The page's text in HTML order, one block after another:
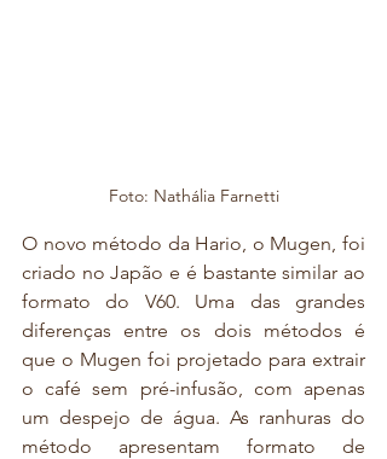
Foto: Nathália Farnetti
O novo método da Hario, o Mugen, foi
criado no Japão e é bastante similar ao
formato do V60. Uma das grandes
diferenças entre os dois métodos é
que o Mugen foi projetado para extrair
o café sem pré-infusão, com apenas
um despejo de água. As ranhuras do
método apresentam formato de